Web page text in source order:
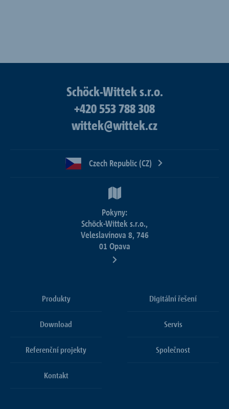
Schöck-Wittek s.r.o.
+420 553 788 308
wittek@wittek.cz
Czech Republic (CZ)
Pokyny:
Schöck-Wittek s.r.o.,
Veleslavínova 8, 746
01 Opava
Produkty Digitální řešení
Download Servis
Referenční projekty Společnost
Kontakt